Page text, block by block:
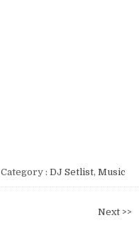
Category : DJ Setlist, Music
Next >>